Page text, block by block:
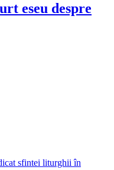
eseu despre
sfintei liturghii în